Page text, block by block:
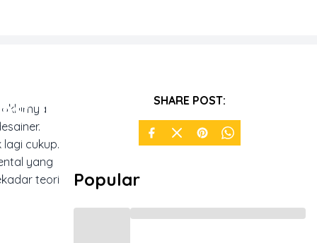
Di
cukup.
yang
teori
SHARE POST:
Popular